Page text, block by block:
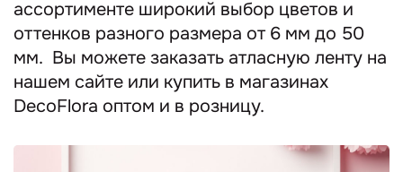
ассортименте широкий выбор цветов и
оттенков разного размера от 6 мм до 50
мм. Вы можете заказать атласную ленту на
нашем сайте или купить в магазинах
DecoFlora оптом и в розницу.